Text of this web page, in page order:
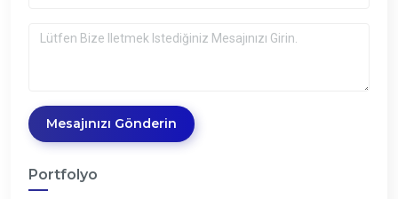
Mesajınızı Gönderin
Portfolyo